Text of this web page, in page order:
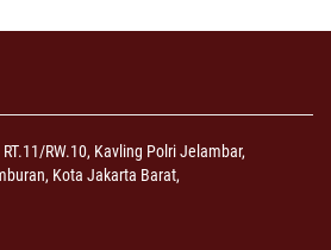
RW.10, Kavling Polri Jelambar,
Kota Jakarta Barat,